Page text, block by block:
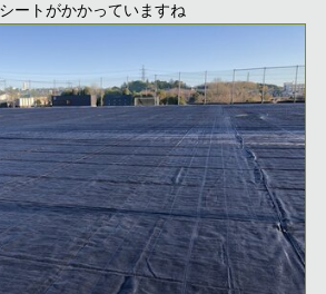
ートがかかっていますね